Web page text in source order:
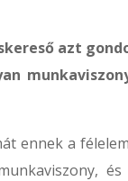
azt
ennek a